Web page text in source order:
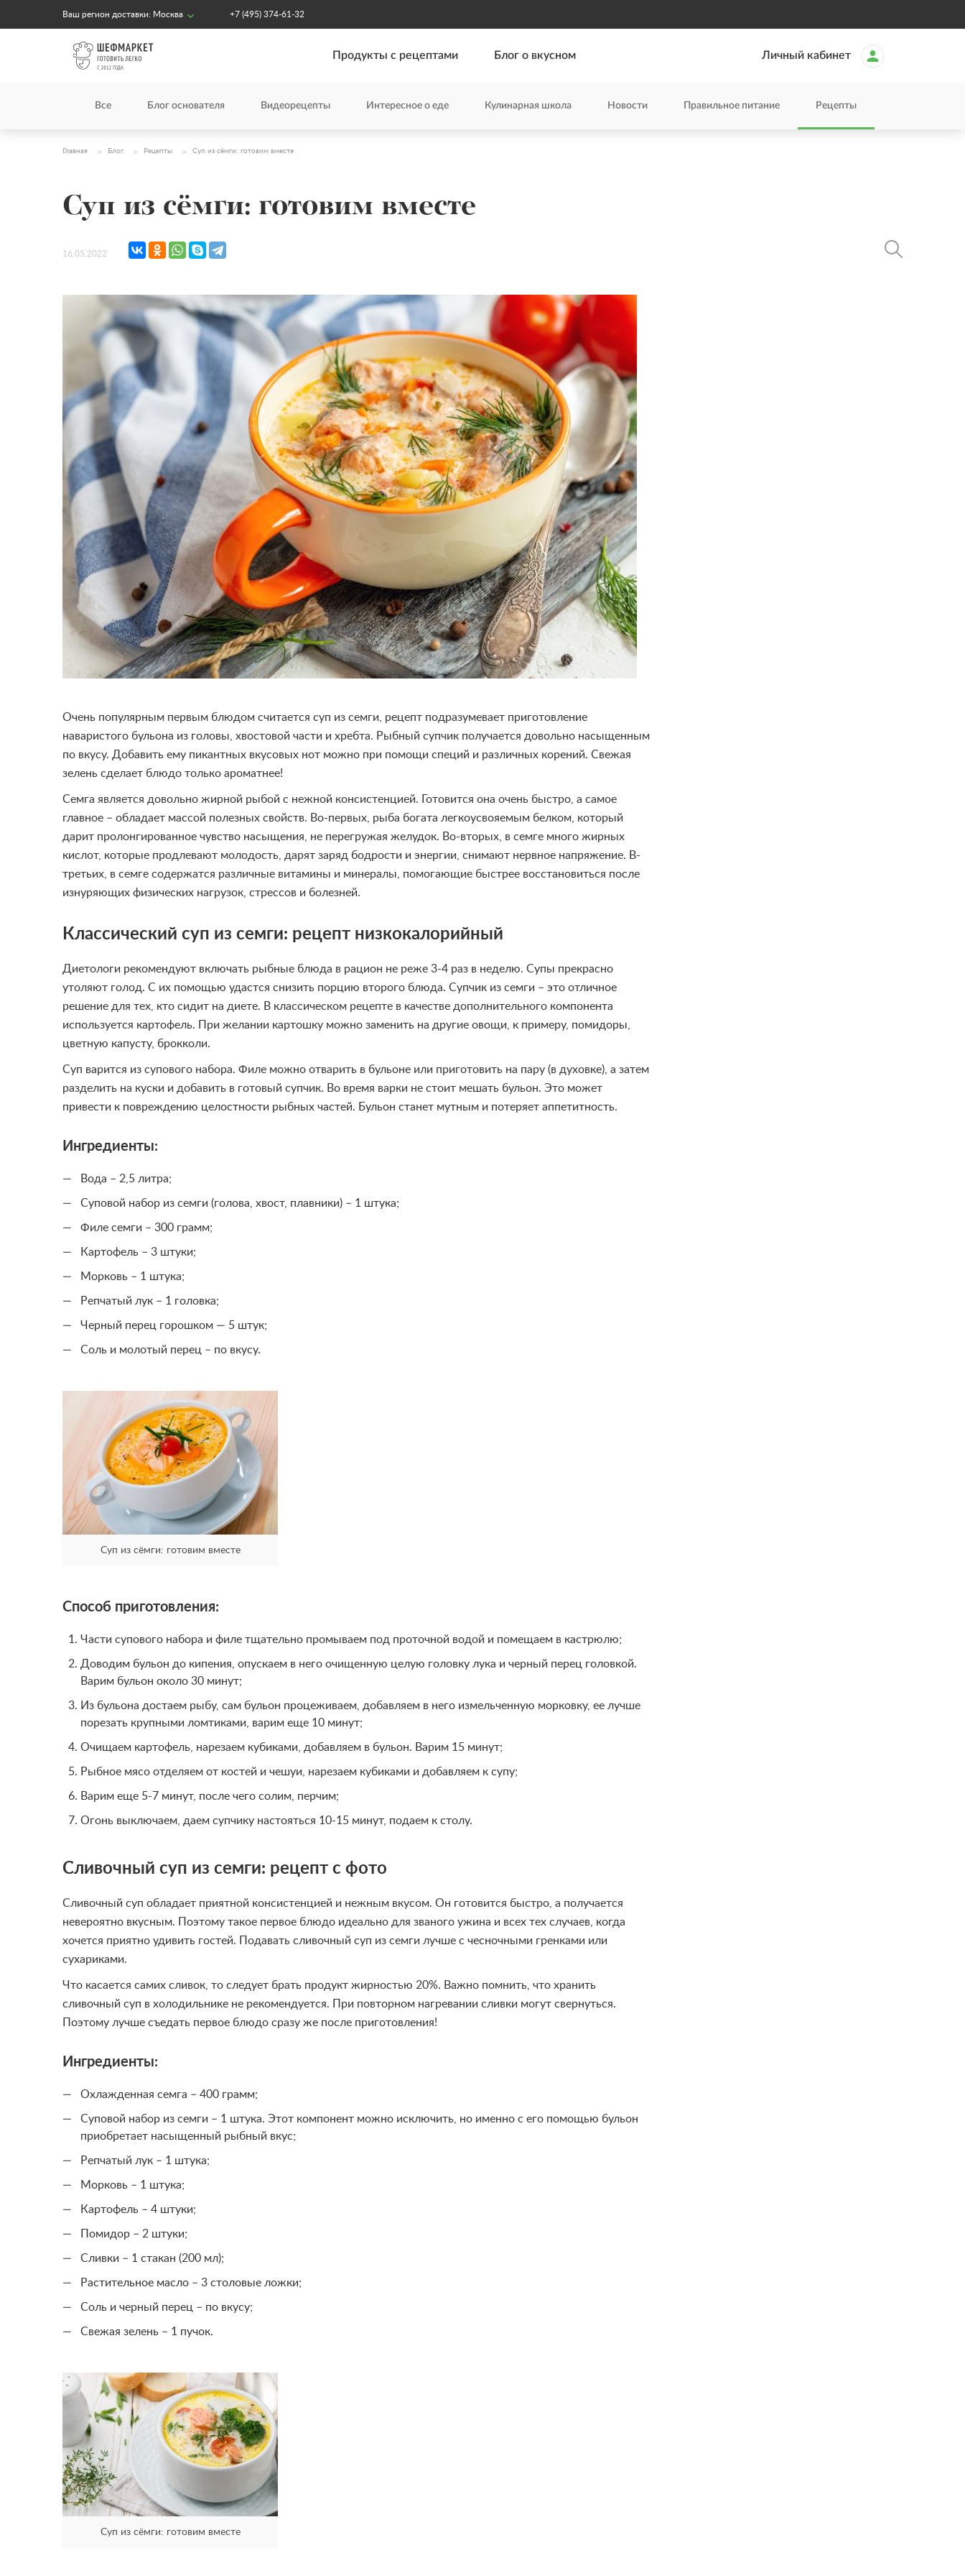
Ваш регион доставки: Москва +7 (495) 374-61-32
Продукты с рецептами Блог о вкусном Личный кабинет
Все Блог основателя Видеорецепты Интересное о еде Кулинарная школа Новости Правильное питание Рецепты
Главная Блог Рецепты Суп из сёмги: готовим вместе
Суп из сёмги: готовим вместе
16.05.2022
Очень популярным первым блюдом считается суп из семги, рецепт подразумевает приготовление
наваристого бульона из головы, хвостовой части и хребта. Рыбный супчик получается довольно насыщенным
по вкусу. Добавить ему пикантных вкусовых нот можно при помощи специй и различных корений. Свежая
зелень сделает блюдо только ароматнее!
Семга является довольно жирной рыбой с нежной консистенцией. Готовится она очень быстро, а самое
главное – обладает массой полезных свойств. Во-первых, рыба богата легкоусвояемым белком, который
дарит пролонгированное чувство насыщения, не перегружая желудок. Во-вторых, в семге много жирных
кислот, которые продлевают молодость, дарят заряд бодрости и энергии, снимают нервное напряжение. В-
третьих, в семге содержатся различные витамины и минералы, помогающие быстрее восстановиться после
изнуряющих физических нагрузок, стрессов и болезней.
Классический суп из семги: рецепт низкокалорийный
Диетологи рекомендуют включать рыбные блюда в рацион не реже 3-4 раз в неделю. Супы прекрасно
утоляют голод. С их помощью удастся снизить порцию второго блюда. Супчик из семги – это отличное
решение для тех, кто сидит на диете. В классическом рецепте в качестве дополнительного компонента
используется картофель. При желании картошку можно заменить на другие овощи, к примеру, помидоры,
цветную капусту, брокколи.
Суп варится из супового набора. Филе можно отварить в бульоне или приготовить на пару (в духовке), а затем
разделить на куски и добавить в готовый супчик. Во время варки не стоит мешать бульон. Это может
привести к повреждению целостности рыбных частей. Бульон станет мутным и потеряет аппетитность.
Ингредиенты:
Вода – 2,5 литра;
Суповой набор из семги (голова, хвост, плавники) – 1 штука;
Филе семги – 300 грамм;
Картофель – 3 штуки;
Морковь – 1 штука;
Репчатый лук – 1 головка;
Черный перец горошком — 5 штук;
Соль и молотый перец – по вкусу.
Суп из сёмги: готовим вместе
Способ приготовления:
Части супового набора и филе тщательно промываем под проточной водой и помещаем в кастрюлю;
Доводим бульон до кипения, опускаем в него очищенную целую головку лука и черный перец головкой.
Варим бульон около 30 минут;
Из бульона достаем рыбу, сам бульон процеживаем, добавляем в него измельченную морковку, ее лучше
порезать крупными ломтиками, варим еще 10 минут;
Очищаем картофель, нарезаем кубиками, добавляем в бульон. Варим 15 минут;
Рыбное мясо отделяем от костей и чешуи, нарезаем кубиками и добавляем к супу;
Варим еще 5-7 минут, после чего солим, перчим;
Огонь выключаем, даем супчику настояться 10-15 минут, подаем к столу.
Сливочный суп из семги: рецепт с фото
Сливочный суп обладает приятной консистенцией и нежным вкусом. Он готовится быстро, а получается
невероятно вкусным. Поэтому такое первое блюдо идеально для званого ужина и всех тех случаев, когда
хочется приятно удивить гостей. Подавать сливочный суп из семги лучше с чесночными гренками или
сухариками.
Что касается самих сливок, то следует брать продукт жирностью 20%. Важно помнить, что хранить
сливочный суп в холодильнике не рекомендуется. При повторном нагревании сливки могут свернуться.
Поэтому лучше съедать первое блюдо сразу же после приготовления!
Ингредиенты:
Охлажденная семга – 400 грамм;
Суповой набор из семги – 1 штука. Этот компонент можно исключить, но именно с его помощью бульон
приобретает насыщенный рыбный вкус;
Репчатый лук – 1 штука;
Морковь – 1 штука;
Картофель – 4 штуки;
Помидор – 2 штуки;
Сливки – 1 стакан (200 мл);
Растительное масло – 3 столовые ложки;
Соль и черный перец – по вкусу;
Свежая зелень – 1 пучок.
Суп из сёмги: готовим вместе